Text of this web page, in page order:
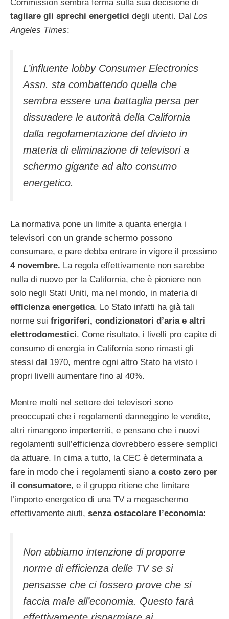
Commission sembra ferma sulla sua decisione di
tagliare gli sprechi energetici degli utenti. Dal Los
Angeles Times:
L’influente lobby Consumer Electronics
Assn. sta combattendo quella che
sembra essere una battaglia persa per
dissuadere le autorità della California
dalla regolamentazione del divieto in
materia di eliminazione di televisori a
schermo gigante ad alto consumo
energetico.
La normativa pone un limite a quanta energia i
televisori con un grande schermo possono
consumare, e pare debba entrare in vigore il prossimo
4 novembre. La regola effettivamente non sarebbe
nulla di nuovo per la California, che è pioniere non
solo negli Stati Uniti, ma nel mondo, in materia di
efficienza energetica. Lo Stato infatti ha già tali
norme sui frigoriferi, condizionatori d’aria e altri
elettrodomestici. Come risultato, i livelli pro capite di
consumo di energia in California sono rimasti gli
stessi dal 1970, mentre ogni altro Stato ha visto i
propri livelli aumentare fino al 40%.
Mentre molti nel settore dei televisori sono
preoccupati che i regolamenti danneggino le vendite,
altri rimangono imperterriti, e pensano che i nuovi
regolamenti sull’efficienza dovrebbero essere semplici
da attuare. In cima a tutto, la CEC è determinata a
fare in modo che i regolamenti siano a costo zero per
il consumatore, e il gruppo ritiene che limitare
l’importo energetico di una TV a megaschermo
effettivamente aiuti, senza ostacolare l’economia:
Non abbiamo intenzione di proporre
norme di efficienza delle TV se si
pensasse che ci fossero prove che si
faccia male all’economia. Questo farà